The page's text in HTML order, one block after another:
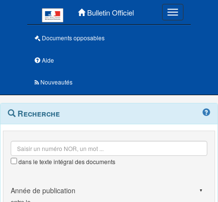
Bulletin Officiel Toggle
Documents opposables
Aide
Nouveautés
Navigation
outils
Menu
contextuel
Recherche
dans le texte intégral des documents